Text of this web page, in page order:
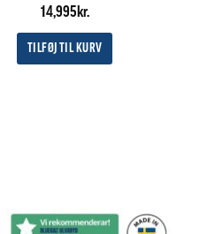
Vurderet
ud af
5
14,995kr.
TILFØJ TIL KURV